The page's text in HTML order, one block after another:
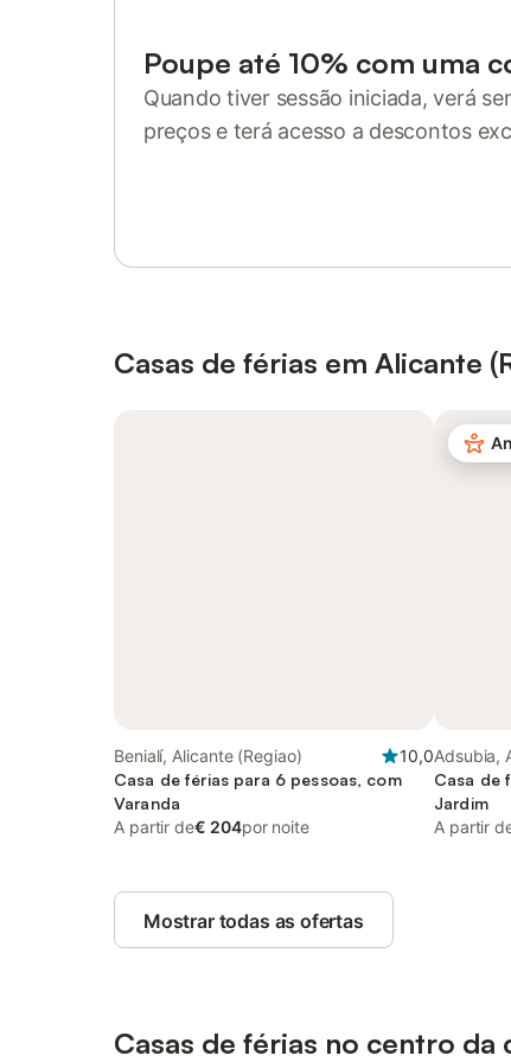
Poupe até 10% com uma
Quando tiver sessão iniciada, verá
preços e terá acesso a descontos
Casas de férias em Alicante
Benialí, Alicante (Regiao)
10,0
Casa de férias para 6 pessoas, com
Varanda
A partir de€ 204por noite
Adsubia,
Casa de
Jardim
A partir
Mostrar todas as ofertas
Casas de férias no centro da